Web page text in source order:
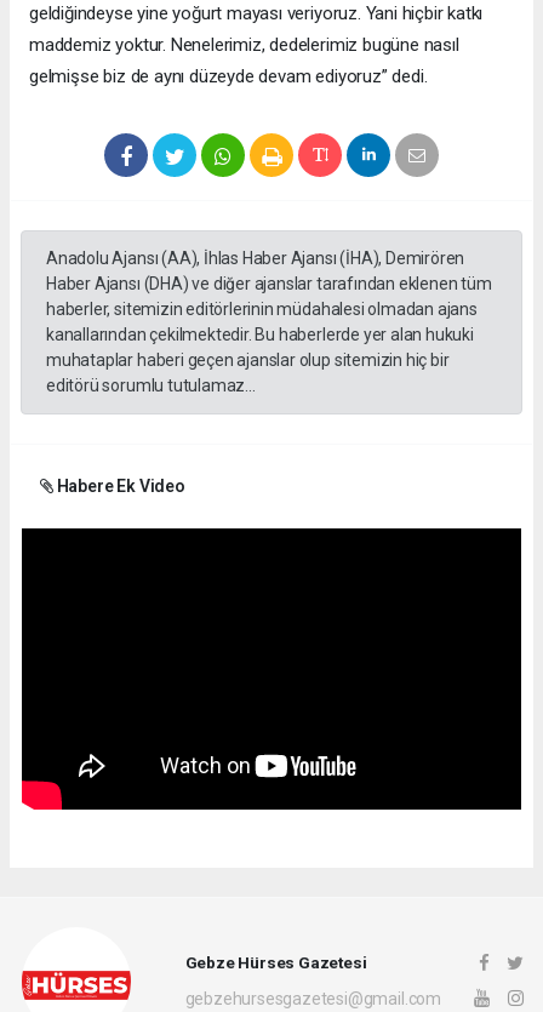
geldiğindeyse yine yoğurt mayası veriyoruz. Yani hiçbir katkı
maddemiz yoktur. Nenelerimiz, dedelerimiz bugüne nasıl
gelmişse biz de aynı düzeyde devam ediyoruz” dedi.
Anadolu Ajansı (AA), İhlas Haber Ajansı (İHA), Demirören
Haber Ajansı (DHA) ve diğer ajanslar tarafından eklenen tüm
haberler, sitemizin editörlerinin müdahalesi olmadan ajans
kanallarından çekilmektedir. Bu haberlerde yer alan hukuki
muhataplar haberi geçen ajanslar olup sitemizin hiç bir
editörü sorumlu tutulamaz...
Habere Ek Video
Gebze Hürses Gazetesi
gebzehursesgazetesi@gmail.com